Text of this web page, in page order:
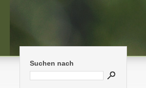
Suchen nach